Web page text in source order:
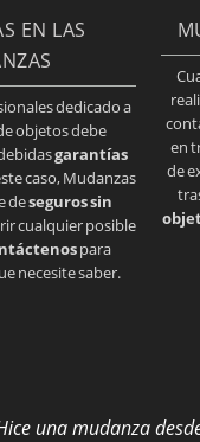
EN LAS
dedicado a
objetos debe
garantías
caso, Mudanzas
deseguros sin
cualquier posible
para
necesite saber.
en
de
una mudanza